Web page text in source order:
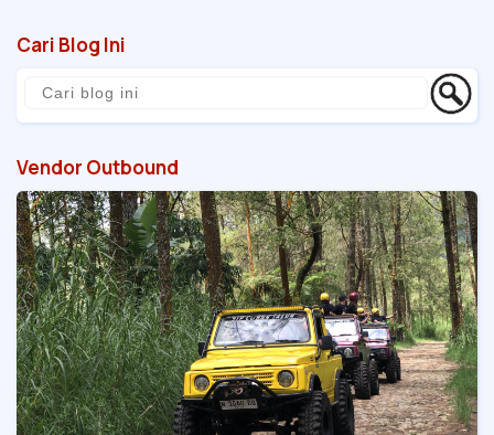
Cari Blog Ini
Vendor Outbound